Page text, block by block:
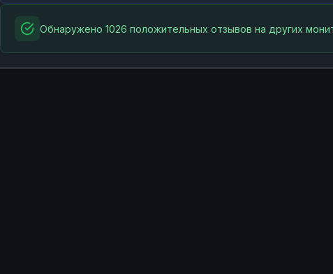
Обнаружено 1026 положительных отзывов на других